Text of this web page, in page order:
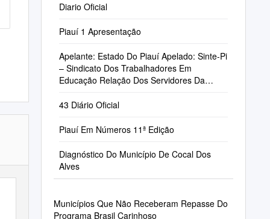
Diario Oficial
Piauí 1 Apresentação
Apelante: Estado Do Piauí Apelado: Sinte-Pi
– Sindicato Dos Trabalhadores Em
Educação Relação Dos Servidores Da
Nos Cálculos
43 Diário Oficial
Piauí Em Números 11ª Edição
Diagnóstico Do Município De Cocal Dos
Alves
Municípios Que Não Receberam Repasse Do
Programa Brasil Carinhoso